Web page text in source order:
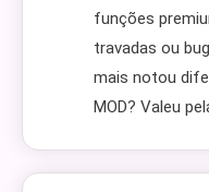
funções
travadas ou
mais notou
MOD? Valeu